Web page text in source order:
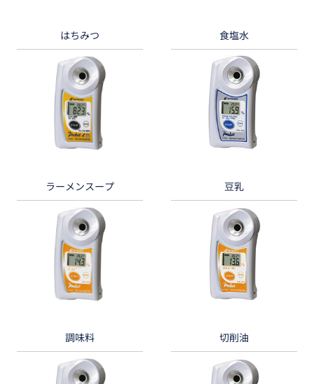
はちみつ 食塩水
ラーメンスープ 豆乳
調味料 切削油